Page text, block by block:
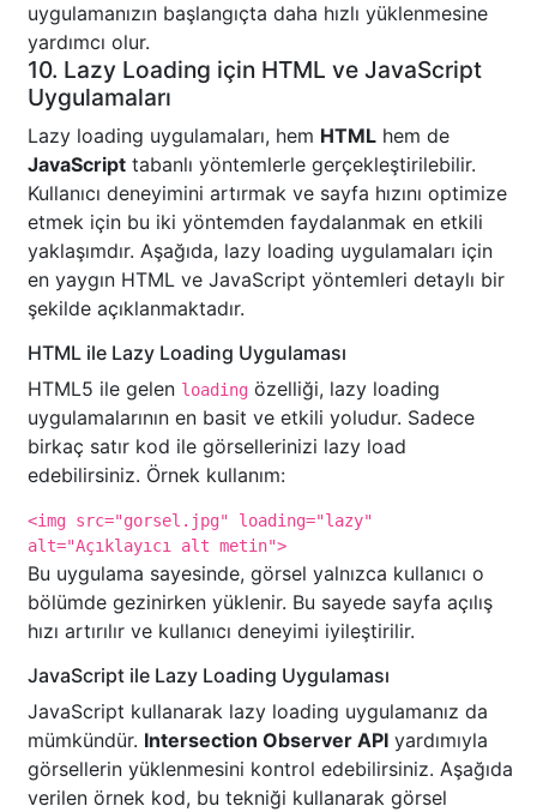
uygulamanızın başlangıçta daha hızlı yüklenmesine
yardımcı olur.
10. Lazy Loading için HTML ve JavaScript
Uygulamaları
Lazy loading uygulamaları, hem HTML hem de
JavaScript tabanlı yöntemlerle gerçekleştirilebilir.
Kullanıcı deneyimini artırmak ve sayfa hızını optimize
etmek için bu iki yöntemden faydalanmak en etkili
yaklaşımdır. Aşağıda, lazy loading uygulamaları için
en yaygın HTML ve JavaScript yöntemleri detaylı bir
şekilde açıklanmaktadır.
HTML ile Lazy Loading Uygulaması
HTML5 ile gelen loading özelliği, lazy loading
uygulamalarının en basit ve etkili yoludur. Sadece
birkaç satır kod ile görsellerinizi lazy load
edebilirsiniz. Örnek kullanım:
<img src="gorsel.jpg" loading="lazy"
alt="Açıklayıcı alt metin">
Bu uygulama sayesinde, görsel yalnızca kullanıcı o
bölümde gezinirken yüklenir. Bu sayede sayfa açılış
hızı artırılır ve kullanıcı deneyimi iyileştirilir.
JavaScript ile Lazy Loading Uygulaması
JavaScript kullanarak lazy loading uygulamanız da
mümkündür. Intersection Observer API yardımıyla
görsellerin yüklenmesini kontrol edebilirsiniz. Aşağıda
verilen örnek kod, bu tekniği kullanarak görsel